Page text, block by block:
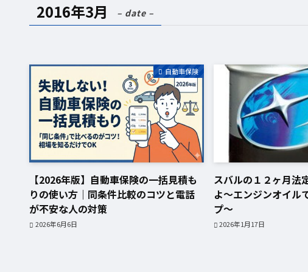
2016年3月 – date –
自動車保険
【2026年版】自動車保険の一括見積も
りの使い方｜同条件比較のコツと電話
が不安な人の対策
2026年6月6日
スバルの１２ヶ月法
よ〜エンジンオイル
プ〜
2026年1月17日